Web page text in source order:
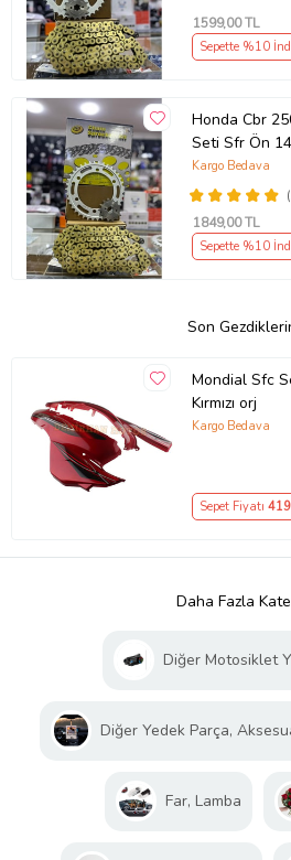
1599,00 TL
Sepette %10
Honda Cbr
Seti Sfr Ön
2011-17
Kargo Bedava
1849,00 TL
Sepette %10
Son
Mondial Sfc
Kırmızı orj
Kargo Bedava
Sepet Fiyatı
Daha Fazla
Diğer Motosiklet
Diğer Yedek Parça,
Far, Lamba